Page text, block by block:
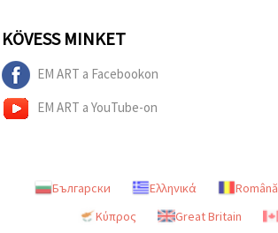
KÖVESS MINKET
EM ART a Facebookon
EM ART a YouTube-on
Български Ελληνικά Română
Κύπρος
Great Britain